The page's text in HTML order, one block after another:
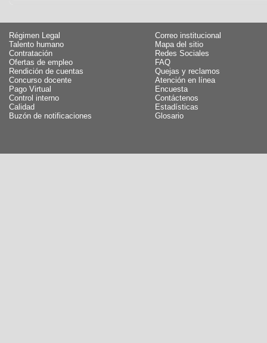
Régimen Legal
Talento humano
Contratación
Ofertas de empleo
Rendición de cuentas
Concurso docente
Pago Virtual
Control interno
Calidad
Buzón de notificaciones
Correo institucional
Mapa del sitio
Redes Sociales
FAQ
Quejas y reclamos
Atención en línea
Encuesta
Contáctenos
Estadísticas
Glosario